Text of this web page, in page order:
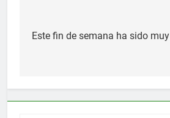
de
Este fin de semana ha sido